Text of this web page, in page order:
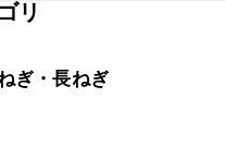
。なるべくお早めにお召し上
リ
ぎ・長ねぎ